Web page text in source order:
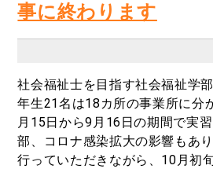
事に終わります
社会福祉士を目指す社会福祉学
年生21名は18カ所の事業所に分
月 15日から9月 16 日の期間で実
部、コロナ感染拡大の影響もあ
行っていただきながら、 10月初